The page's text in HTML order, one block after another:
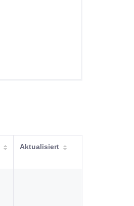
Aktualisiert